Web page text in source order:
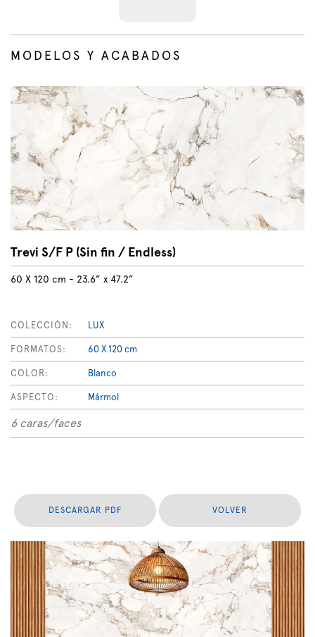
MODELOS Y ACABADOS
Trevi S/F P (Sin fin / Endless)
60 X 120 cm - 23.6” x 47.2”
COLECCIÓN: LUX
FORMATOS: 60 X 120 cm
COLOR: Blanco
ASPECTO: Mármol
6 caras/faces
DESCARGAR PDF VOLVER